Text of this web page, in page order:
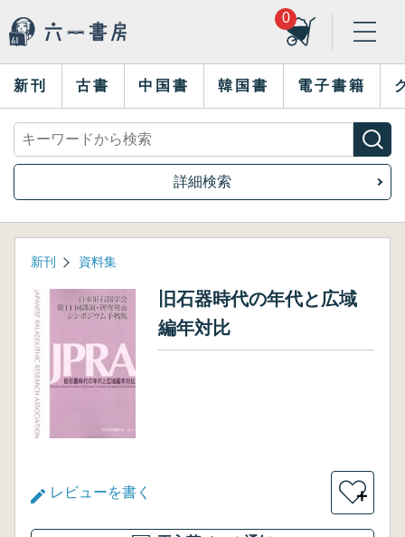
0
新刊 古書 中国書 韓国書 電子書籍
詳細検索
新刊 資料集
旧石器時代の年代と広域
編年対比
レビューを書く ＋